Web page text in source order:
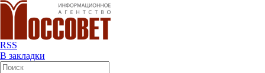
RSS
В закладки